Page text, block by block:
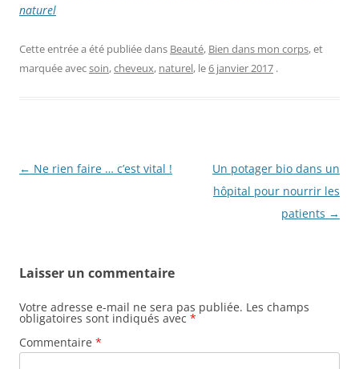
naturel
Cette entrée a été publiée dans Beauté, Bien dans mon corps, et
marquée avecsoin,cheveux, naturel, le6 janvier 2017 .
Navigation
← Ne rien faire … c’est vital !
Un potager bio dans un
hôpital pour nourrir les
patients →
Laisser un commentaire
Votre adresse e-mail ne sera pas publiée. Les champs
obligatoires sont indiqués avec *
Commentaire *